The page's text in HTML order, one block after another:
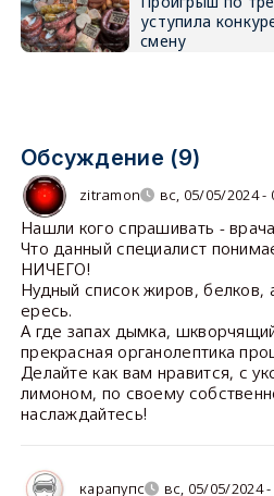
уступила
смену
Обсуждение (9)
zitramon вс, 05/05/2024 -
Нашли кого спрашивать -
Что данный специалист
НИЧЕГО!
Нудный список жиров, белков,
ересь.
А где запах дымка,
прекрасная органолептика
Делайте как вам нравится, с
лимоном, по своему
наслаждайтесь!
карапупс вс, 05/05/2024 -